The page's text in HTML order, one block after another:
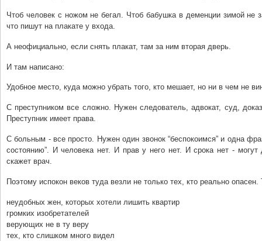
Чтоб человек с ножом не бегал. Чтоб бабушка в деменции зимой не
что пишут на плакате у входа.
А неофициально, если снять плакат, там за ним вторая дверь.
И там написано:
Удобное место, куда можно убрать того, кто мешает, но ни в чем не
С преступником все сложно. Нужен следователь, адвокат, суд,
Преступник имеет права.
С больным - все просто. Нужен один звонок “беспокоимся” и одна
состоянию”. И человека нет. И прав у него нет. И срока нет - могут
скажет врач.
Поэтому испокон веков туда везли не только тех, кто реально опасен.
неудобных жен, которых хотели лишить квартир
громких изобретателей
верующих не в ту веру
тех, кто слишком много видел